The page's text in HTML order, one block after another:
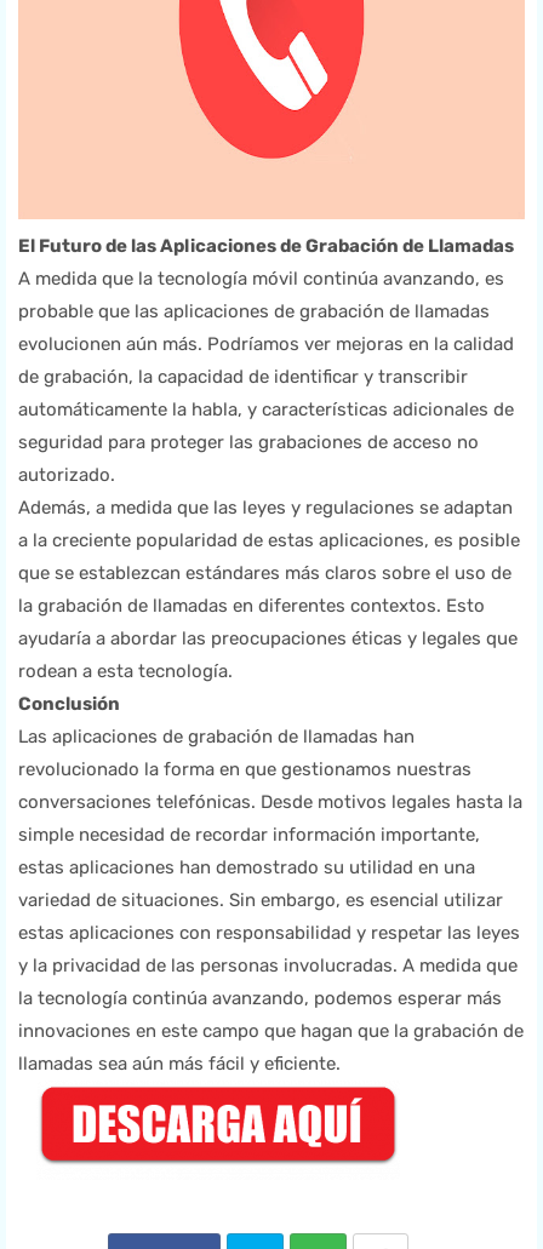
El Futuro de las Aplicaciones de Grabación de Llamadas
A medida que la tecnología móvil continúa avanzando, es
probable que las aplicaciones de grabación de llamadas
evolucionen aún más. Podríamos ver mejoras en la calidad
de grabación, la capacidad de identificar y transcribir
automáticamente la habla, y características adicionales de
seguridad para proteger las grabaciones de acceso no
autorizado.
Además, a medida que las leyes y regulaciones se adaptan
a la creciente popularidad de estas aplicaciones, es posible
que se establezcan estándares más claros sobre el uso de
la grabación de llamadas en diferentes contextos. Esto
ayudaría a abordar las preocupaciones éticas y legales que
rodean a esta tecnología.
Conclusión
Las aplicaciones de grabación de llamadas han
revolucionado la forma en que gestionamos nuestras
conversaciones telefónicas. Desde motivos legales hasta la
simple necesidad de recordar información importante,
estas aplicaciones han demostrado su utilidad en una
variedad de situaciones. Sin embargo, es esencial utilizar
estas aplicaciones con responsabilidad y respetar las leyes
y la privacidad de las personas involucradas. A medida que
la tecnología continúa avanzando, podemos esperar más
innovaciones en este campo que hagan que la grabación de
llamadas sea aún más fácil y eficiente.